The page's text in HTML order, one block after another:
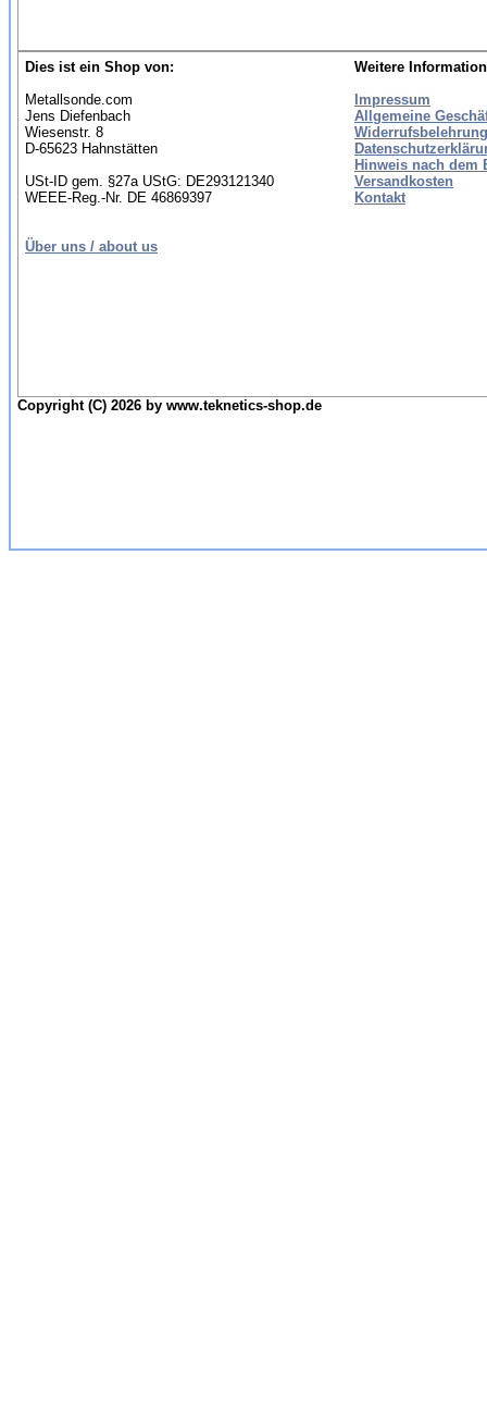
Dies ist ein Shop von:
Metallsonde.com
Jens Diefenbach
Wiesenstr. 8
D-65623 Hahnstätten
USt-ID gem. §27a UStG: DE293121340
WEEE-Reg.-Nr. DE 46869397
Über uns / about us
Weitere
Impressum
Allgemeine
Hinweis nach dem
Versandkosten
Kontakt
Copyright (C) 2026 by www.teknetics-shop.de